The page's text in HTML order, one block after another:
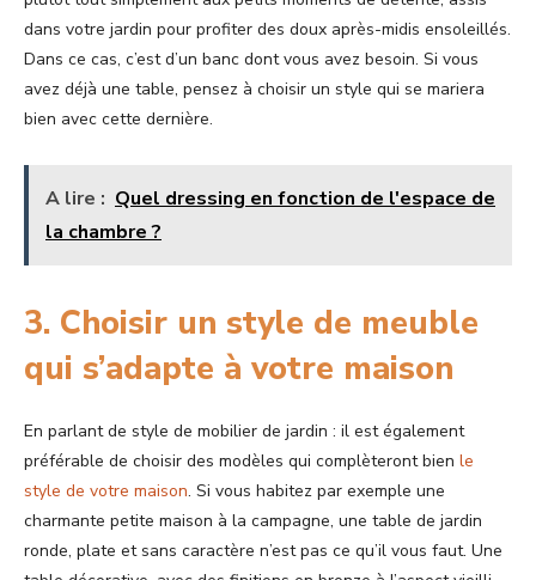
dans votre jardin pour profiter des doux après-midis ensoleillés.
Dans ce cas, c’est d’un banc dont vous avez besoin. Si vous
avez déjà une table, pensez à choisir un style qui se mariera
bien avec cette dernière.
A lire : Quel dressing en fonction de l'espace de
la chambre ?
3. Choisir un style de meuble
qui s’adapte à votre maison
En parlant de style de mobilier de jardin : il est également
préférable de choisir des modèles qui complèteront bien le
style de votre maison. Si vous habitez par exemple une
charmante petite maison à la campagne, une table de jardin
ronde, plate et sans caractère n’est pas ce qu’il vous faut. Une